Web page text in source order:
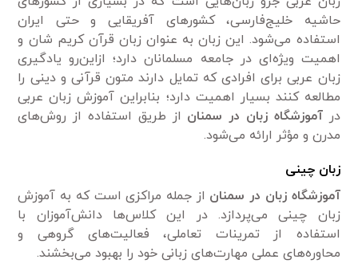
حاشیه خلیج‌فارسی، کشورهای آفریقایی و حتی ایران
استفاده می‌شود. این زبان به عنوان زبان قرآن کریم شان و
اهمیت ویژه‌ای در جامعه مسلمانان دارد؛ ازاین‌رو یادگیری
زبان عربی برای افرادی که تمایل دارند متون قرآنی و دینی را
مطالعه کنند بسیار اهمیت دارد؛ بنابراین آموزش زبان عربی
در آموزشگاه زبان در سمنان از طریق استفاده از روش‌های
مدرن و مؤثر ارائه می‌شود.
زبان چینی
آموزشگاه زبان در سمنان از جمله مراکزی است که به آموزش
زبان چینی می‌پردازد. در این کلاس‌ها دانش‌آموزان با
استفاده از تمرینات تعاملی، فعالیت‌های گروهی و
محاوره‌های عملی مهارت‌های زبانی خود را بهبود می‌بخشند.